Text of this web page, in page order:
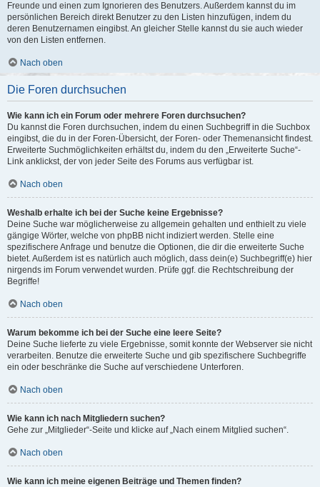
Freunde und einen zum Ignorieren des Benutzers. Außerdem kannst du im
persönlichen Bereich direkt Benutzer zu den Listen hinzufügen, indem du
deren Benutzernamen eingibst. An gleicher Stelle kannst du sie auch wieder
von den Listen entfernen.
Nach oben
Die Foren durchsuchen
Wie kann ich ein Forum oder mehrere Foren durchsuchen?
Du kannst die Foren durchsuchen, indem du einen Suchbegriff in die Suchbox
eingibst, die du in der Foren-Übersicht, der Foren- oder Themenansicht findest.
Erweiterte Suchmöglichkeiten erhältst du, indem du den „Erweiterte Suche“-
Link anklickst, der von jeder Seite des Forums aus verfügbar ist.
Nach oben
Weshalb erhalte ich bei der Suche keine Ergebnisse?
Deine Suche war möglicherweise zu allgemein gehalten und enthielt zu viele
gängige Wörter, welche von phpBB nicht indiziert werden. Stelle eine
spezifischere Anfrage und benutze die Optionen, die dir die erweiterte Suche
bietet. Außerdem ist es natürlich auch möglich, dass dein(e) Suchbegriff(e) hier
nirgends im Forum verwendet wurden. Prüfe ggf. die Rechtschreibung der
Begriffe!
Nach oben
Warum bekomme ich bei der Suche eine leere Seite?
Deine Suche lieferte zu viele Ergebnisse, somit konnte der Webserver sie nicht
verarbeiten. Benutze die erweiterte Suche und gib spezifischere Suchbegriffe
ein oder beschränke die Suche auf verschiedene Unterforen.
Nach oben
Wie kann ich nach Mitgliedern suchen?
Gehe zur „Mitglieder“-Seite und klicke auf „Nach einem Mitglied suchen“.
Nach oben
Wie kann ich meine eigenen Beiträge und Themen finden?